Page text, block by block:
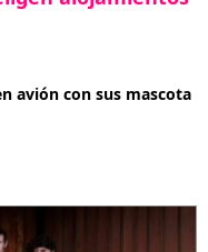
avión con sus mascota